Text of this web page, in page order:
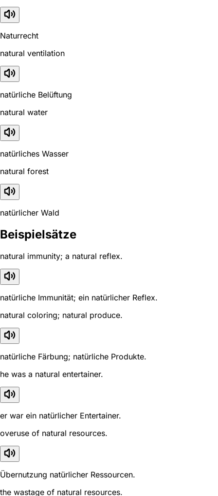
Naturrecht
natural ventilation
natürliche Belüftung
natural water
natürliches Wasser
natural forest
natürlicher Wald
Beispielsätze
natural immunity; a natural reflex.
natürliche Immunität; ein natürlicher Reflex.
natural coloring; natural produce.
natürliche Färbung; natürliche Produkte.
he was a natural entertainer.
er war ein natürlicher Entertainer.
overuse of natural resources.
Übernutzung natürlicher Ressourcen.
the wastage of natural resources.